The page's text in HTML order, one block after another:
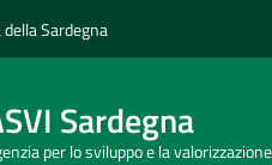
Sardegna
Sardegna
per lo sviluppo e la